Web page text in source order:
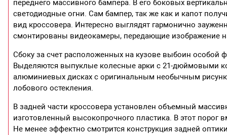
переднего массивного бампера. В его боковых
светодиодные огни. Сам бампер, так же как и капот
вид кроссовера. Интересно выглядят гармонично
смонтированы видеокамеры, передающие изображение
Сбоку за счет расположенных на кузове выбоин
Выделяются выпуклые колесные арки с 21-дюймовыми
алюминиевых дисках с оригинальным необычным
лобового остекления.
В задней части кроссовера установлен объемный
изготовленный высокопрочного пластика. В этот
Не менее эффектно смотрится конструкция задней